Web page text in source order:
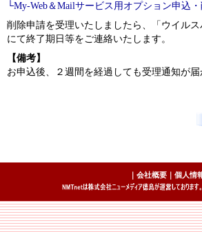
└My-Web＆Mailサービス用オプション申込
削除申請を受理いたしましたら、「ウイル
にて終了期日等をご連絡いたします。
【備考】
お申込後、２週間を経過しても受理通知が
｜ 会社概要｜ 個人情